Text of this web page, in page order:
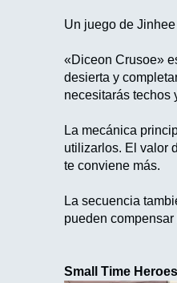
Un juego de
«Diceon Crusoe»
desierta y
necesitarás techos
La mecánica
utilizarlos. El valor
te conviene más.
La secuencia
pueden
Small Time Heroes